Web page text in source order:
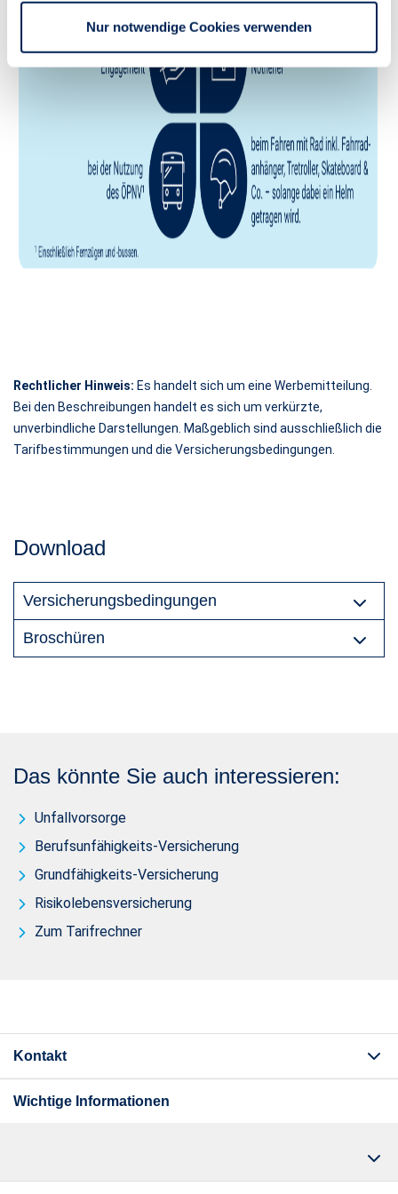
Nur notwendige Cookies verwenden
Rechtlicher Hinweis: Es handelt sich um eine Werbemitteilung.
Bei den Beschreibungen handelt es sich um verkürzte,
unverbindliche Darstellungen. Maßgeblich sind ausschließlich die
Tarifbestimmungen und die Versicherungsbedingungen.
Download
Versicherungsbedingungen
Broschüren
Das könnte Sie auch interessieren:
Unfallvorsorge
Berufsunfähigkeits-Versicherung
Grundfähigkeits-Versicherung
Risikolebensversicherung
Zum Tarifrechner
Kontakt
Wichtige Informationen